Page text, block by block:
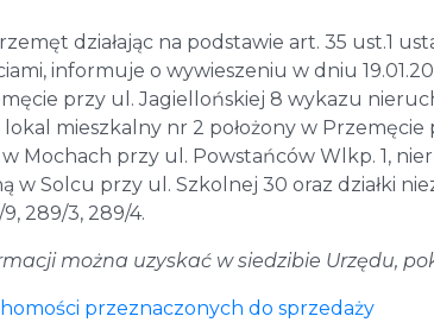
działając na podstawie art. 35 ust.1
informuje o wywieszeniu w dniu
przy ul. Jagiellońskiej 8 wykazu
mieszkalny nr 2 położony w
w Mochach przy ul. Powstańców Wlkp. 1,
w Solcu przy ul. Szkolnej 30 oraz działki
289/3, 289/4.
można uzyskać w siedzibie Urzędu,
przeznaczonych do sprzedaży